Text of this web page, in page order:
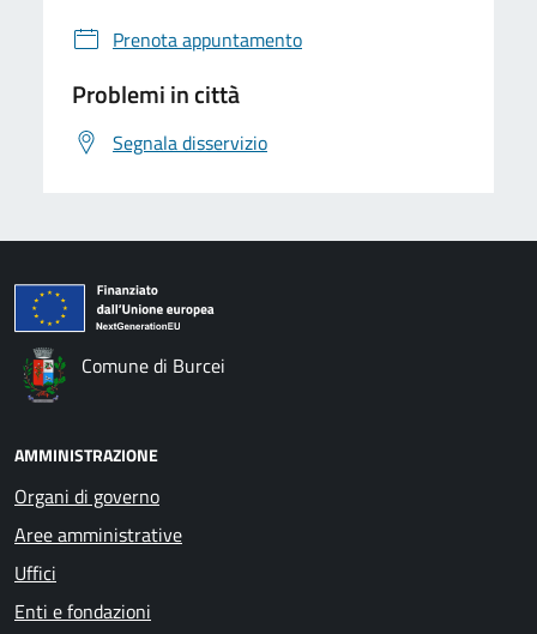
Prenota appuntamento
Problemi in città
Segnala disservizio
Comune di Burcei
AMMINISTRAZIONE
Organi di governo
Aree amministrative
Uffici
Enti e fondazioni